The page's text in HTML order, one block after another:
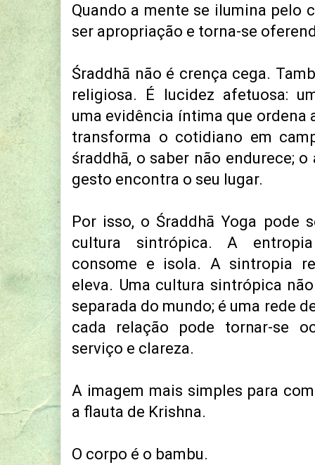
Quando a mente se ilumina pelo
ser apropriação e torna-se
Śraddhā não é crença cega.
religiosa. É lucidez afetuosa:
uma evidência íntima que ordena
transforma o cotidiano em
śraddhā, o saber não endurece;
gesto encontra o seu lugar.
Por isso, o Śraddhā Yoga pode
cultura sintrópica. A
consome e isola. A sintropia
eleva. Uma cultura sintrópica
separada do mundo; é uma rede
cada relação pode tornar-se
serviço e clareza.
A imagem mais simples para
a flauta de Krishna.
O corpo é o bambu.